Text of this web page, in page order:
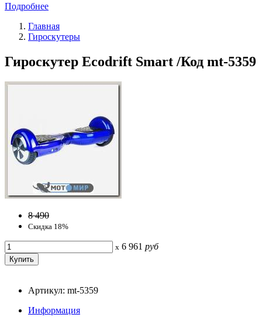
Подробнее
Главная
Гироскутеры
Гироскутер Ecodrift Smart /Код mt-5359
8 490
Скидка 18%
x 6 961 руб
Артикул: mt-5359
Информация